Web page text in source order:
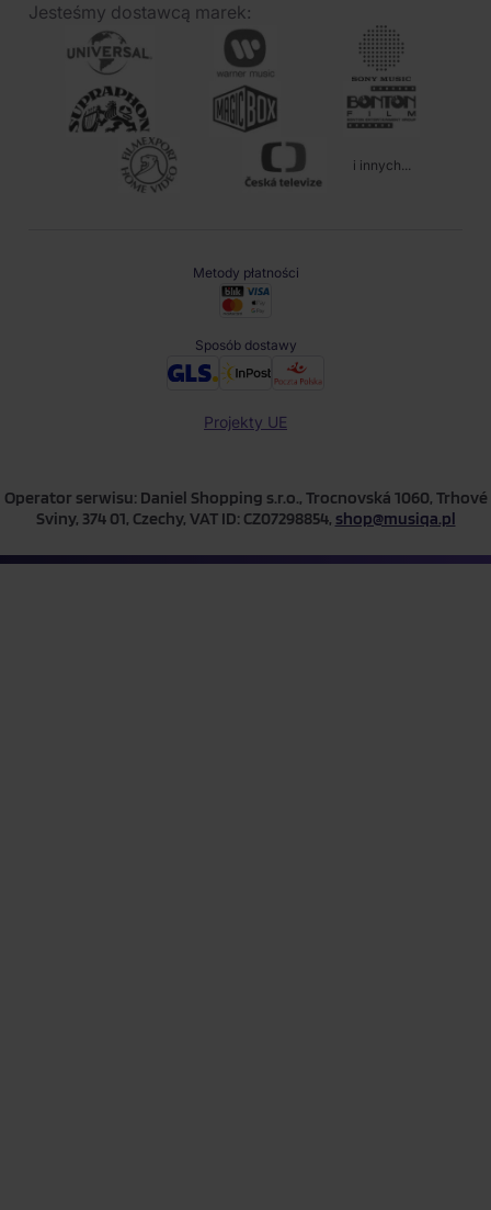
Jesteśmy dostawcą marek:
i innych...
Metody płatności
Sposób dostawy
Projekty UE
Operator serwisu: Daniel Shopping s.r.o., Trocnovská 1060, Trhové
Sviny, 374 01, Czechy, VAT ID: CZ07298854, shop@musiqa.pl